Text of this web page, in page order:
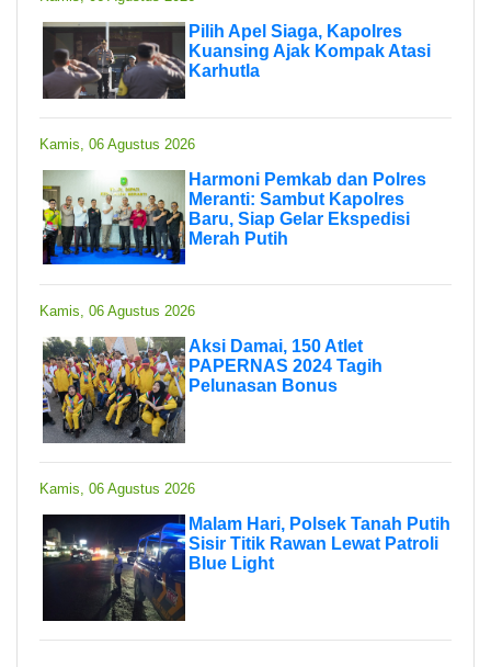
Pilih Apel Siaga, Kapolres
Kuansing Ajak Kompak Atasi
Karhutla
Kamis, 06 Agustus 2026
Harmoni Pemkab dan Polres
Meranti: Sambut Kapolres
Baru, Siap Gelar Ekspedisi
Merah Putih
Kamis, 06 Agustus 2026
Aksi Damai, 150 Atlet
PAPERNAS 2024 Tagih
Pelunasan Bonus
Kamis, 06 Agustus 2026
Malam Hari, Polsek Tanah Putih
Sisir Titik Rawan Lewat Patroli
Blue Light